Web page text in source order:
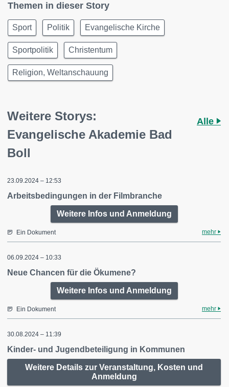
Themen in dieser Story
Sport Politik Evangelische Kirche
Sportpolitik Christentum
Religion, Weltanschauung
Weitere Storys:
Evangelische Akademie Bad
Boll
Alle
23.09.2024 – 12:53
Arbeitsbedingungen in der Filmbranche
Weitere Infos und Anmeldung
Ein Dokument mehr
06.09.2024 – 10:33
Neue Chancen für die Ökumene?
Weitere Infos und Anmeldung
Ein Dokument mehr
30.08.2024 – 11:39
Kinder- und Jugendbeteiligung in Kommunen
Weitere Details zur Veranstaltung, Kosten und
Anmeldung